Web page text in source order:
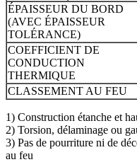
ÉPAISSEUR DU BORD
(AVEC ÉPAISSEUR
TOLÉRANCE)
COEFFICIENT DE
CONDUCTION
THERMIQUE
CLASSEMENT AU FEU
1) Construction étanche et
2) Torsion, délaminage ou
3) Pas de pourriture ni de
au feu